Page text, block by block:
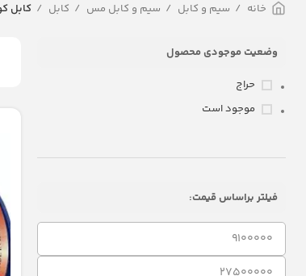
خانه سيم و كابل سیم و کابل مس کابل کابل
وضعیت موجودی محصول
حراج
موجود است
فیلتر براساس قیمت: